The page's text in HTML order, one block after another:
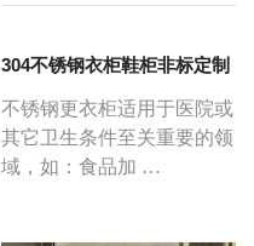
304不锈钢衣柜鞋柜非标定制
不锈钢更衣柜适用于医院或
其它卫生条件至关重要的领
域，如：食品加 …